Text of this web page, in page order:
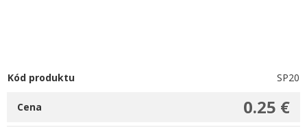
Kód produktu SP20
0.25 €
Cena